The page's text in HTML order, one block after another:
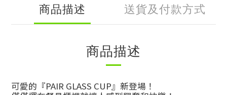
商品描述 送貨及付款方式
商品描述
可愛的『PAIR GLASS CUP』新登場！